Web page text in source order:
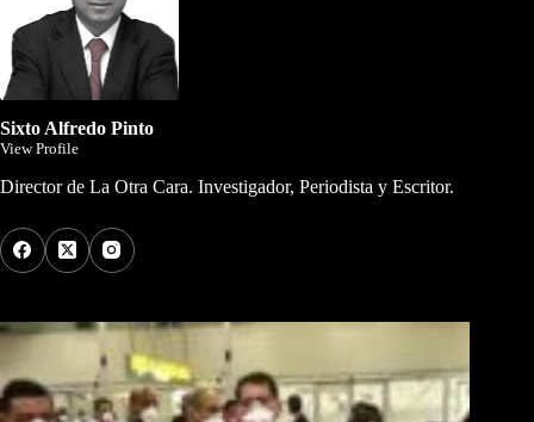
Sixto Alfredo Pinto
View Profile
Director de La Otra Cara. Investigador, Periodista y Escritor.